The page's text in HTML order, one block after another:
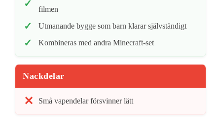
filmen
Utmanande bygge som barn klarar självständigt
Kombineras med andra Minecraft-set
Nackdelar
Små vapendelar försvinner lätt